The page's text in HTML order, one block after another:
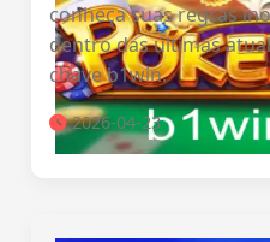
conheça suas regras
dentro das últimas
chave b1win.
2026-04-23